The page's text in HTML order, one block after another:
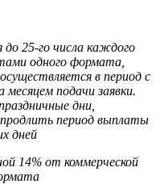
до 25-го числа каждого
одного формата,
в период с
месяцем подачи заявки.
дни,
период выплаты
дней
14% от коммерческой